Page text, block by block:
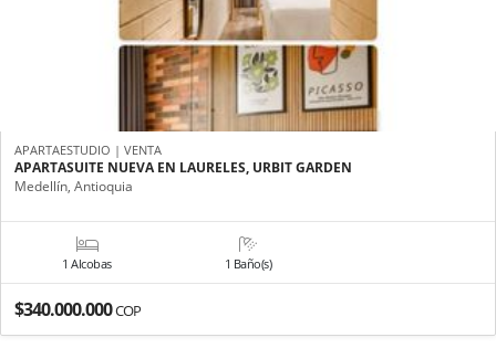
APARTAESTUDIO | VENTA
APARTASUITE NUEVA EN LAURELES, URBIT GARDEN
Medellín, Antioquia
1 Alcobas 1 Baño(s)
$340.000.000COP